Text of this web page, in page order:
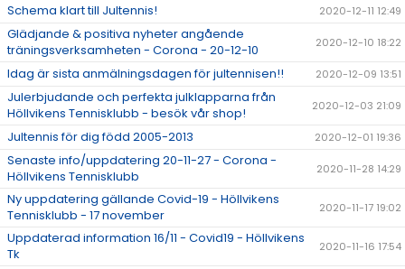
Schema klart till Jultennis! 2020-12-11 12:49
Glädjande & positiva nyheter angående
träningsverksamheten - Corona - 20-12-10
2020-12-10 18:22
Idag är sista anmälningsdagen för jultennisen!! 2020-12-09 13:51
Julerbjudande och perfekta julklapparna från
Höllvikens Tennisklubb - besök vår shop!
2020-12-03 21:09
Jultennis för dig född 2005-2013 2020-12-01 19:36
Senaste info/uppdatering 20-11-27 - Corona -
Höllvikens Tennisklubb
2020-11-28 14:29
Ny uppdatering gällande Covid-19 - Höllvikens
Tennisklubb - 17 november
2020-11-17 19:02
Uppdaterad information 16/11 - Covid19 - Höllvikens
Tk
2020-11-16 17:54